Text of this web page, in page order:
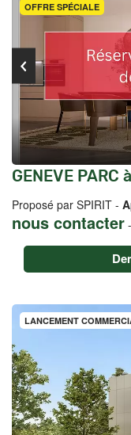
OFFRE SPÉCIALE
GENEVE PARC
Proposé par SPIRIT -
nous contacter -
LANCEMENT